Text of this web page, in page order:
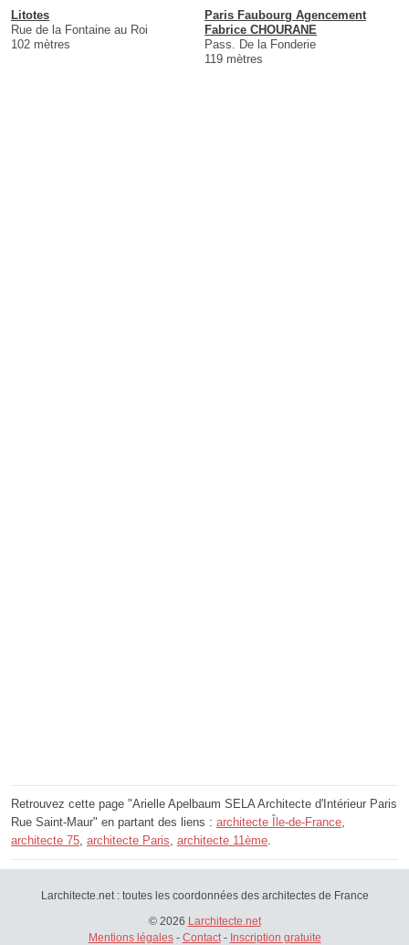
Litotes
Rue de la Fontaine au Roi
102 mètres
Paris Faubourg Agencement
Fabrice CHOURANE
Pass. De la Fonderie
119 mètres
Retrouvez cette page "Arielle Apelbaum SELA Architecte d'Intérieur Paris
Rue Saint-Maur" en partant des liens : architecte Île-de-France,
architecte 75, architecte Paris, architecte 11ème.
Larchitecte.net : toutes les coordonnées des architectes de France
© 2026 Larchitecte.net
Mentions légales- Contact- Inscription gratuite